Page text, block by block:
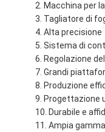
Macchina per
Tagliatore di
Alta precisione
Sistema di
Regolazione
Grandi
Produzione
Progettazione
Durabile e
Ampia